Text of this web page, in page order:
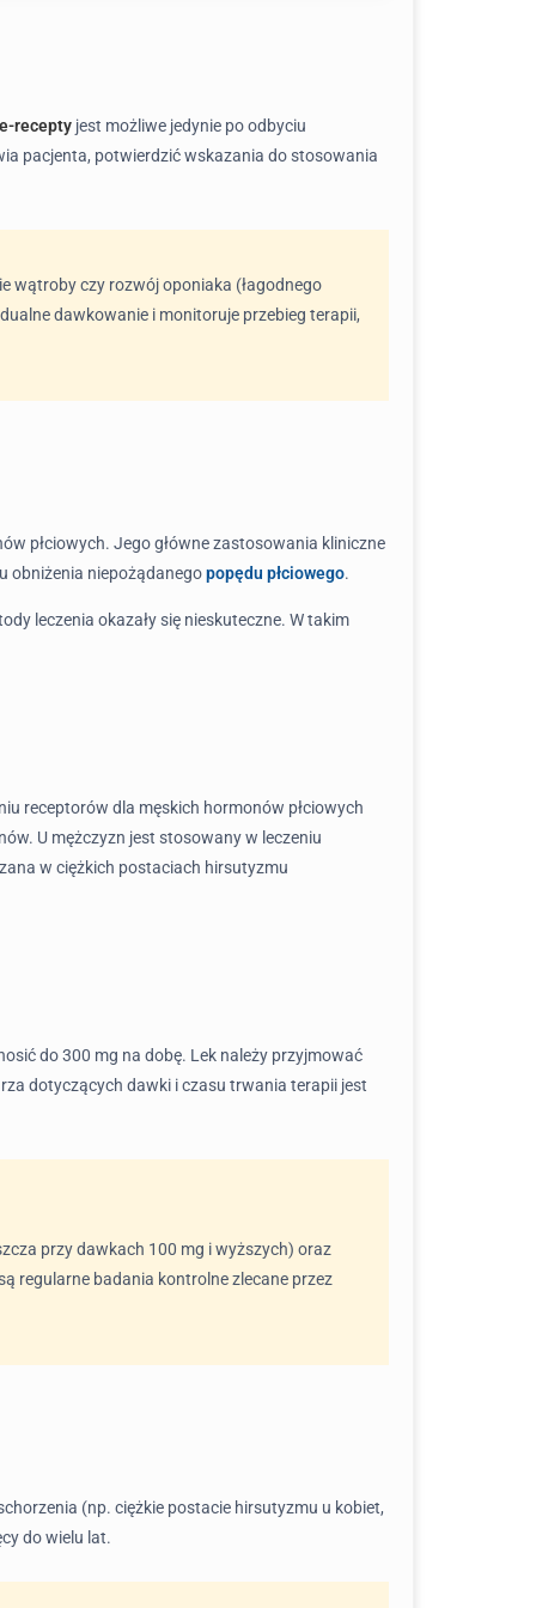
e-recepty jest możliwe jedynie po odbyciu
pacjenta, potwierdzić wskazania do stosowania
wątroby czy rozwój oponiaka (łagodnego
dawkowanie i monitoruje przebieg terapii,
płciowych. Jego główne zastosowania kliniczne
obniżenia niepożądanegopopędu płciowego.
leczenia okazały się nieskuteczne. W takim
receptorów dla męskich hormonów płciowych
U mężczyzn jest stosowany w leczeniu
w ciężkich postaciach hirsutyzmu
do 300 mg na dobę. Lek należy przyjmować
dotyczących dawki i czasu trwania terapii jest
przy dawkach 100 mg i wyższych) oraz
regularne badania kontrolne zlecane przez
(np. ciężkie postacie hirsutyzmu u kobiet,
do wielu lat.